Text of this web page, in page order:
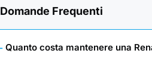
Domande Frequenti
Quanto costa mantenere una